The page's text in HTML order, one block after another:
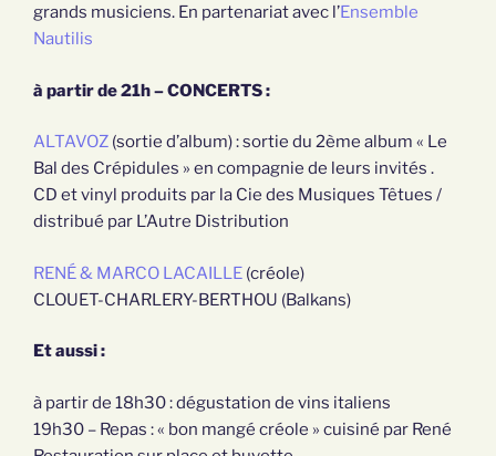
grands musiciens. En partenariat avec l’Ensemble
Nautilis
à partir de 21h – CONCERTS :
ALTAVOZ (sortie d’album) : sortie du 2ème album « Le
Bal des Crépidules » en compagnie de leurs invités .
CD et vinyl produits par la Cie des Musiques Têtues /
distribué par L’Autre Distribution
RENÉ & MARCO LACAILLE (créole)
CLOUET-CHARLERY-BERTHOU (Balkans)
Et aussi :
à partir de 18h30 : dégustation de vins italiens
19h30 – Repas : « bon mangé créole » cuisiné par René